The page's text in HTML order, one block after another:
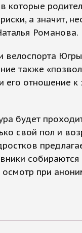
которые
а значит,
Романова.
велоспорта
также
его отношение
будет
свой пол и
собираются
при